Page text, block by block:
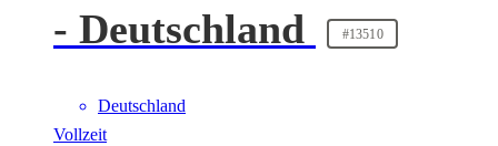
- Deutschland
#13510
Deutschland
Vollzeit